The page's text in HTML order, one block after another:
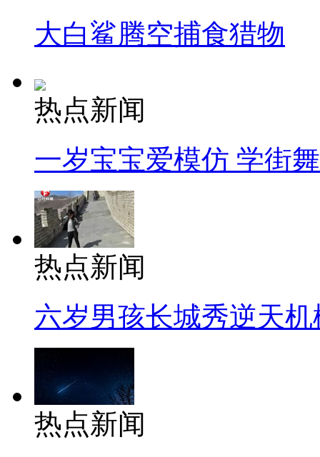
大白鲨腾空捕食猎物
热点新闻
一岁宝宝爱模仿 学街
热点新闻
六岁男孩长城秀逆天机
热点新闻